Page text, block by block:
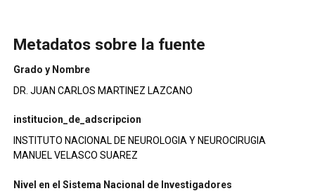
Metadatos sobre la fuente
Grado y Nombre
DR. JUAN CARLOS MARTINEZ LAZCANO
institucion_de_adscripcion
INSTITUTO NACIONAL DE NEUROLOGIA Y NEUROCIRUGIA
MANUEL VELASCO SUAREZ
Nivel en el Sistema Nacional de Investigadores